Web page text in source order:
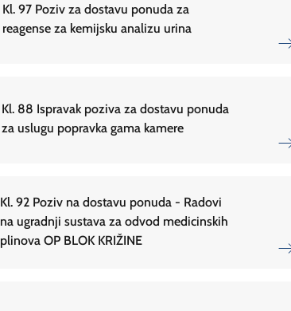
Kl. 97 Poziv za dostavu ponuda za
reagense za kemijsku analizu urina
Kl. 88 Ispravak poziva za dostavu ponuda
za uslugu popravka gama kamere
Kl. 92 Poziv na dostavu ponuda - Radovi
na ugradnji sustava za odvod medicinskih
plinova OP BLOK KRIŽINE